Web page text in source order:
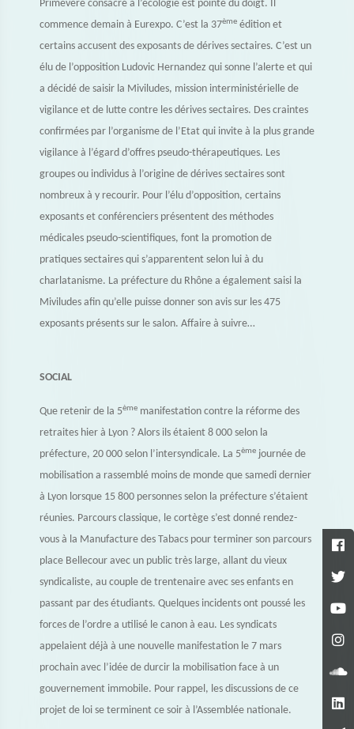
Primevère consacré à l’écologie est pointé du doigt. Il
commence demain à Eurexpo. C’est la 37ème édition et
certains accusent des exposants de dérives sectaires. C’est un
élu de l’opposition Ludovic Hernandez qui sonne l’alerte et qui
a décidé de saisir la Miviludes, mission interministérielle de
vigilance et de lutte contre les dérives sectaires. Des craintes
confirmées par l’organisme de l’Etat qui invite à la plus grande
vigilance à l’égard d’offres pseudo-thérapeutiques. Les
groupes ou individus à l’origine de dérives sectaires sont
nombreux à y recourir. Pour l’élu d’opposition, certains
exposants et conférenciers présentent des méthodes
médicales pseudo-scientifiques, font la promotion de
pratiques sectaires qui s’apparentent selon lui à du
charlatanisme. La préfecture du Rhône a également saisi la
Miviludes afin qu’elle puisse donner son avis sur les 475
exposants présents sur le salon. Affaire à suivre…
SOCIAL
Que retenir de la 5ème manifestation contre la réforme des
retraites hier à Lyon ? Alors ils étaient 8 000 selon la
préfecture, 20 000 selon l’intersyndicale. La 5ème journée de
mobilisation a rassemblé moins de monde que samedi dernier
à Lyon lorsque 15 800 personnes selon la préfecture s’étaient
réunies. Parcours classique, le cortège s’est donné rendez-
vous à la Manufacture des Tabacs pour terminer son parcours
place Bellecour avec un public très large, allant du vieux
syndicaliste, au couple de trentenaire avec ses enfants en
passant par des étudiants. Quelques incidents ont poussé les
forces de l’ordre a utilisé le canon à eau. Les syndicats
appelaient déjà à une nouvelle manifestation le 7 mars
prochain avec l’idée de durcir la mobilisation face à un
gouvernement immobile. Pour rappel, les discussions de ce
projet de loi se terminent ce soir à l’Assemblée nationale.